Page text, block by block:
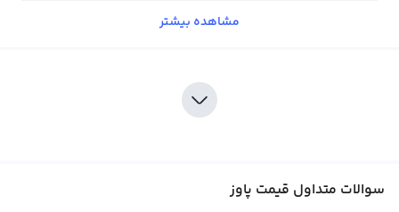
مشاهده بیشتر
سوالات متداول قیمت پاوز